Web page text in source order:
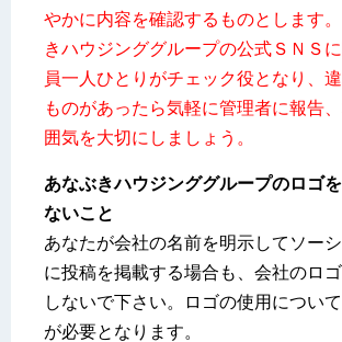
やかに内容を確認するものとします
きハウジンググループの公式ＳＮＳ
員一人ひとりがチェック役となり、
ものがあったら気軽に管理者に報告
囲気を大切にしましょう。
あなぶきハウジンググループのロゴ
ないこと
あなたが会社の名前を明示してソー
に投稿を掲載する場合も、会社のロ
しないで下さい。ロゴの使用につい
が必要となります。